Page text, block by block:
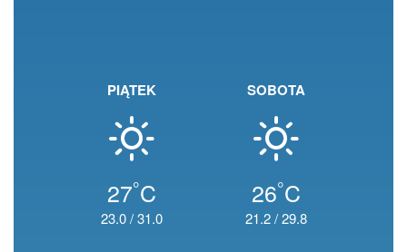
PIĄTEK
27°C
23.0/31.0
SOBOTA
26°C
21.2/29.8